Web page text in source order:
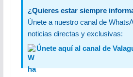
¿Quieres estar siempre
Únete a nuestro canal de
noticias directas y exclusivas:
Únete aquí al canal de